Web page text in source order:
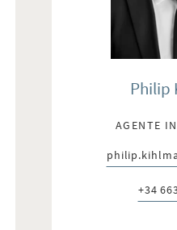
Philip
AGENTE
E-post:
+34